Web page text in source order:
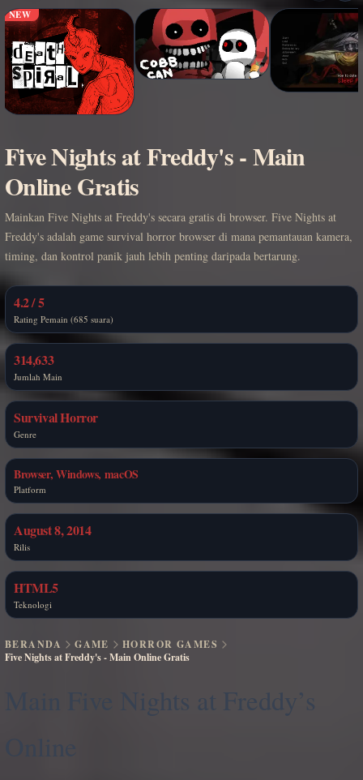
NEW
Five Nights at Freddy's - Main
Online Gratis
Mainkan Five Nights at Freddy's secara gratis di browser. Five Nights at
Freddy's adalah game survival horror browser di mana pemantauan kamera,
timing, dan kontrol panik jauh lebih penting daripada bertarung.
4.2 / 5
Rating Pemain (685 suara)
314,633
Jumlah Main
Survival Horror
Genre
Browser, Windows, macOS
Platform
August 8, 2014
Rilis
HTML5
Teknologi
BERANDA GAME
HORROR GAMES
Five Nights at Freddy's - Main Online Gratis
Main Five Nights at Freddy’s